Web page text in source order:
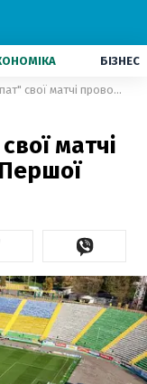
БІЗНЕС
На стадіоні "Карпат" свої матчі проводитиме клуб з Першої ліги
матчі